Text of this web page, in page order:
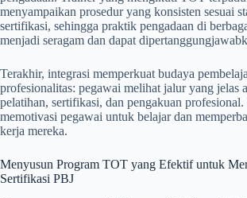
menyampaikan prosedur yang konsisten sesuai
sertifikasi, sehingga praktik pengadaan di
menjadi seragam dan dapat
Terakhir, integrasi memperkuat budaya
profesionalitas: pegawai melihat jalur yang jelas
pelatihan, sertifikasi, dan pengakuan
memotivasi pegawai untuk belajar dan
kerja mereka.
Menyusun Program TOT yang Efektif untuk
Sertifikasi PBJ